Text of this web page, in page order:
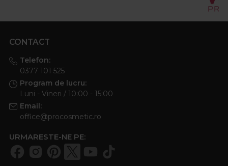
CONTACT
Telefon:
0377 101 525
Program de lucru:
Luni - Vineri / 10:00 - 15:00
Email:
office@procosmetic.ro
URMARESTE-NE PE: